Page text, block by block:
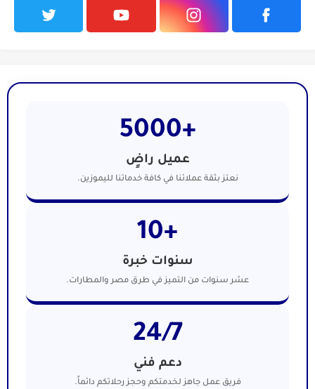
+5000
عميل راضٍ
نعتز بثقة عملائنا في كافة خدماتنا لليموزين.
+10
سنوات خبرة
عشر سنوات من التميز في طرق مصر والمطارات.
24/7
دعم فني
فريق عمل جاهز لخدمتكم وحجز رحلاتكم دائماً.